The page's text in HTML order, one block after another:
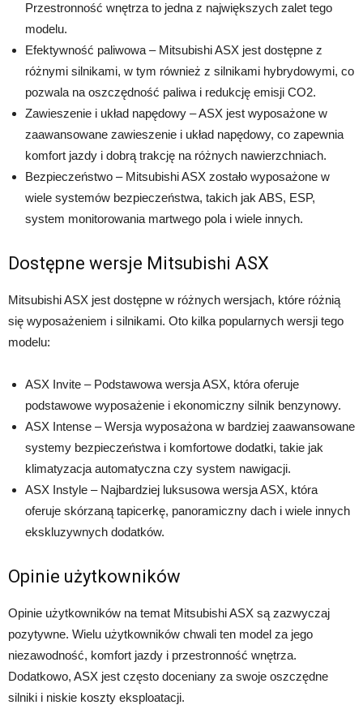
Przestronność wnętrza to jedna z największych zalet tego
modelu.
Efektywność paliwowa – Mitsubishi ASX jest dostępne z
różnymi silnikami, w tym również z silnikami hybrydowymi, co
pozwala na oszczędność paliwa i redukcję emisji CO2.
Zawieszenie i układ napędowy – ASX jest wyposażone w
zaawansowane zawieszenie i układ napędowy, co zapewnia
komfort jazdy i dobrą trakcję na różnych nawierzchniach.
Bezpieczeństwo – Mitsubishi ASX zostało wyposażone w
wiele systemów bezpieczeństwa, takich jak ABS, ESP,
system monitorowania martwego pola i wiele innych.
Dostępne wersje Mitsubishi ASX
Mitsubishi ASX jest dostępne w różnych wersjach, które różnią
się wyposażeniem i silnikami. Oto kilka popularnych wersji tego
modelu:
ASX Invite – Podstawowa wersja ASX, która oferuje
podstawowe wyposażenie i ekonomiczny silnik benzynowy.
ASX Intense – Wersja wyposażona w bardziej zaawansowane
systemy bezpieczeństwa i komfortowe dodatki, takie jak
klimatyzacja automatyczna czy system nawigacji.
ASX Instyle – Najbardziej luksusowa wersja ASX, która
oferuje skórzaną tapicerkę, panoramiczny dach i wiele innych
ekskluzywnych dodatków.
Opinie użytkowników
Opinie użytkowników na temat Mitsubishi ASX są zazwyczaj
pozytywne. Wielu użytkowników chwali ten model za jego
niezawodność, komfort jazdy i przestronność wnętrza.
Dodatkowo, ASX jest często doceniany za swoje oszczędne
silniki i niskie koszty eksploatacji.